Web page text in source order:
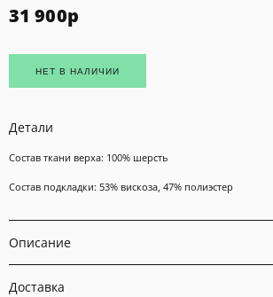
31 900р
НЕТ В НАЛИЧИИ
Детали
Состав ткани верха: 100% шерсть
Состав подкладки: 53% вискоза, 47% полиэстер
Описание
Доставка